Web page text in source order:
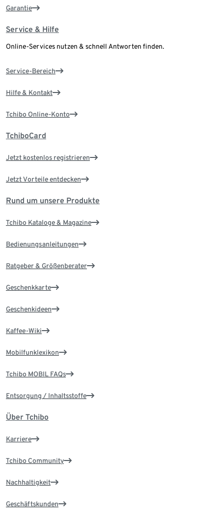
Garantie
Service & Hilfe
Online-Services nutzen & schnell Antworten finden.
Service-Bereich
Hilfe & Kontakt
Tchibo Online-Konto
TchiboCard
Jetzt kostenlos registrieren
Jetzt Vorteile entdecken
Rund um unsere Produkte
Tchibo Kataloge & Magazine
Bedienungsanleitungen
Ratgeber & Größenberater
Geschenkkarte
Geschenkideen
Kaffee-Wiki
Mobilfunklexikon
Tchibo MOBIL FAQs
Entsorgung / Inhaltsstoffe
Über Tchibo
Karriere
Tchibo Community
Nachhaltigkeit
Geschäftskunden